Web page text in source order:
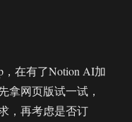
在有了Notion AI加
拿网页版试一试，
，再考虑是否订